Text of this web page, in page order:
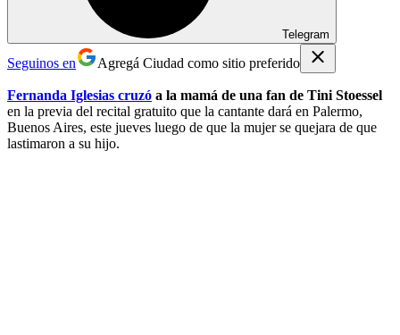
Telegram
Seguinos en Agregá Ciudad como sitio preferido
Fernanda Iglesias cruzó a la mamá de una fan de Tini Stoessel
en la previa del recital gratuito que la cantante dará en Palermo,
Buenos Aires, este jueves luego de que la mujer se quejara de que
lastimaron a su hijo.